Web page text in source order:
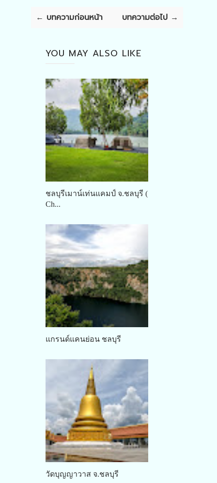
← บทความก่อนหน้า บทความต่อไป →
YOU MAY ALSO LIKE
ชลบุรีเมาน์เท่นแคมป์ จ.ชลบุรี (
Ch...
แกรนด์แคนย่อน ชลบุรี
วัดบุญญาวาส จ.ชลบุรี